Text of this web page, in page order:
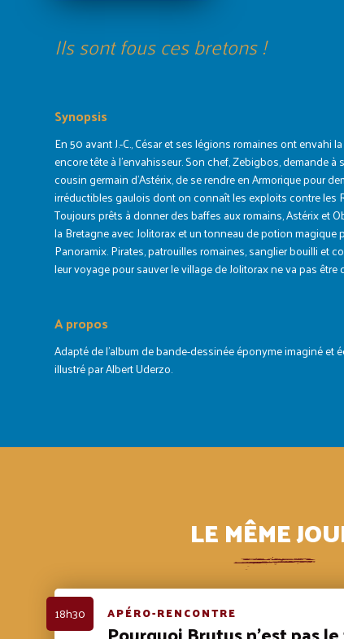
Ils sont fous ces bretons !
Synopsis
En 50 avant J.-C., César et ses légions romaines ont envahi
encore tête à l’envahisseur. Son chef, Zebigbos, demande
cousin germain d’Astérix, de se rendre en Armorique pour
irréductibles gaulois dont on connaît les exploits contre les
Toujours prêts à donner des baffes aux romains, Astérix et
la Bretagne avec Jolitorax et un tonneau de potion magique
Panoramix. Pirates, patrouilles romaines, sanglier bouilli et
leur voyage pour sauver le village de Jolitorax ne va pas être
A propos
Adapté de l’album de bande-dessinée éponyme imaginé et
illustré par Albert Uderzo.
LE MÊME
18h30 APÉRO-RENCONTRE